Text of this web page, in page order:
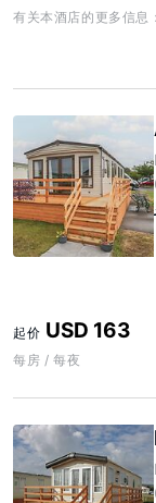
有关本酒店的更多信息：
起价 USD 163
每房 / 每夜